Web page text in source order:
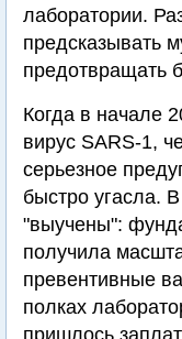
лаборатории.
предсказывать
предотвращать
Когда в начале
вирус SARS-1,
серьезное
быстро угасла.
"выучены":
получила
превентивные
полках
пришлось